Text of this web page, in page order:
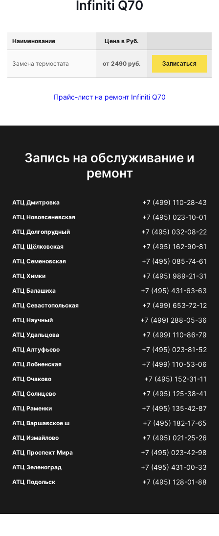
Infiniti Q70
Наименование Цена в Руб.
Замена термостата от 2490 руб. Записаться
Прайс-лист на ремонт Infiniti Q70
Запись на обслуживание и
ремонт
АТЦ Дмитровка +7 (499) 110-28-43
АТЦ Новоясеневская +7 (495) 023-10-01
АТЦ Долгопрудный +7 (495) 032-08-22
АТЦ Щёлковская +7 (495) 162-90-81
АТЦ Семеновская +7 (495) 085-74-61
АТЦ Химки +7 (495) 989-21-31
АТЦ Балашиха +7 (495) 431-63-63
АТЦ Севастопольская +7 (499) 653-72-12
АТЦ Научный +7 (499) 288-05-36
АТЦ Удальцова +7 (499) 110-86-79
АТЦ Алтуфьево +7 (495) 023-81-52
АТЦ Лобненская +7 (499) 110-53-06
АТЦ Очаково +7 (495) 152-31-11
АТЦ Солнцево +7 (495) 125-38-41
АТЦ Раменки +7 (495) 135-42-87
АТЦ Варшавское ш +7 (495) 182-17-65
АТЦ Измайлово +7 (495) 021-25-26
АТЦ Проспект Мира +7 (495) 023-42-98
АТЦ Зеленоград +7 (495) 431-00-33
АТЦ Подольск +7 (495) 128-01-88